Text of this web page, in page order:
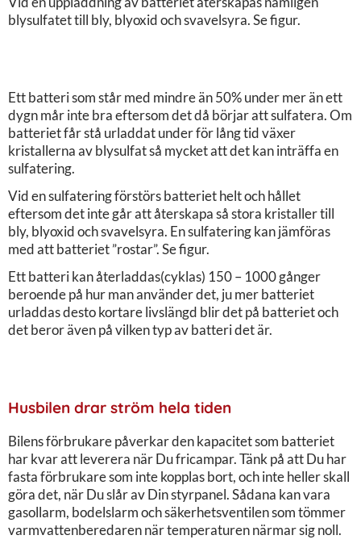
blysulfatet till bly, blyoxid och svavelsyra. Se figur.
Ett batteri som står med mindre än 50% under mer än ett
dygn mår inte bra eftersom det då börjar att sulfatera. Om
batteriet får stå urladdat under för lång tid växer
kristallerna av blysulfat så mycket att det kan inträffa en
sulfatering.
Vid en sulfatering förstörs batteriet helt och hållet
eftersom det inte går att återskapa så stora kristaller till
bly, blyoxid och svavelsyra. En sulfatering kan jämföras
med att batteriet ”rostar”. Se figur.
Ett batteri kan återladdas(cyklas) 150 – 1000 gånger
beroende på hur man använder det, ju mer batteriet
urladdas desto kortare livslängd blir det på batteriet och
det beror även på vilken typ av batteri det är.
Husbilen drar ström hela tiden
Bilens förbrukare påverkar den kapacitet som batteriet
har kvar att leverera när Du fricampar. Tänk på att Du har
fasta förbrukare som inte kopplas bort, och inte heller skall
göra det, när Du slår av Din styrpanel. Sådana kan vara
gasollarm, bodelslarm och säkerhetsventilen som tömmer
varmvattenberedaren när temperaturen närmar sig noll.